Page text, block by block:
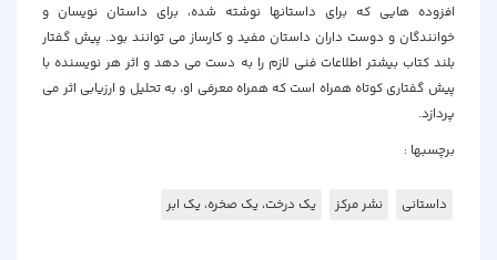
افزوده هایی که برای داستانها نوشته شده، برای داستان نویسان و
خوانندگان و دوست داران داستان مفید و کارساز می توانند بود. پیش گفتار
بلند کتاب بیشتر اطلاعات فنی لازم را به دست می دهد و اثر هر نویسنده با
پیش گفتاری کوتاه همراه است که همراه معرفی او، به تحلیل و ارزیابی اثر می
پردازد.
برچسبها :
داستانی نشر مرکز یک درخت، یک صخره، یک ابر